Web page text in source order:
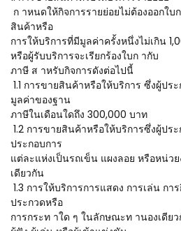
ก าหนดให้กิจการรายย่อยไม่ต้องออกใ
สินค้าหรือ
การให้บริการที่มีมูลค่าครั้งหนึ่งไม่เกิน
หรือผู้รับบริการจะเรียกร้องใบก ากับ
ภาษี ส าหรับกิจการดังต่อไปนี้
1.1 การขายสินค้าหรือให้บริการ ซึ่งผู้ปร
มูลค่าของฐาน
ภาษีในเดือนใดถึง 300,000 บาท
1.2 การขายสินค้าหรือให้บริการซึ่งผู้ปร
ประกอบการ
แต่ละแห่งเป็นรถเข็น แผงลอย หรือหน่
เดียวกัน
1.3 การให้บริการการแสดง การเล่น ก
ประกวดหรือ
การกระท าใด ๆ ในลักษณะท านองเดีย